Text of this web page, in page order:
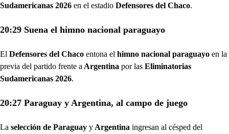
Sudamericanas 2026 en el estadio Defensores del Chaco.
20:29 Suena el himno nacional paraguayo
El Defensores del Chaco entona el himno nacional paraguayo en la
previa del partido frente a Argentina por las Eliminatorias
Sudamericanas 2026.
20:27 Paraguay y Argentina, al campo de juego
La selección de Paraguay y Argentina ingresan al césped del